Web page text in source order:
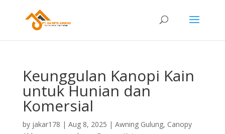
Keunggulan Kanopi Kain
untuk Hunian dan
Komersial
by jakar178 | Aug 8, 2025 | Awning Gulung, Canopy